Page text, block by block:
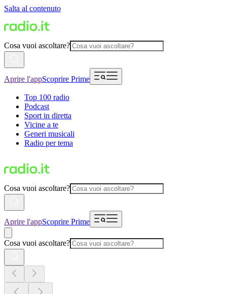
Salta al contenuto
Cosa vuoi ascoltare?
Aprire l'appScoprire Prime
Top 100 radio
Podcast
Sport in diretta
Vicine a te
Generi musicali
Radio per tema
Cosa vuoi ascoltare?
Aprire l'appScoprire Prime
Cosa vuoi ascoltare?